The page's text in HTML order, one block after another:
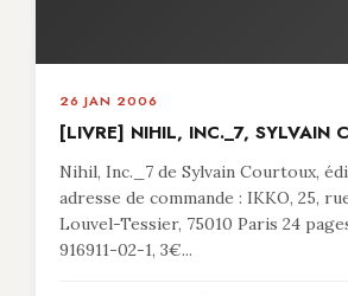
26 JAN 2006
[LIVRE] NIHIL, INC._7, SYLVAIN
Nihil, Inc._7 de Sylvain Courtoux,
adresse de commande : IKKO, 25,
Louvel-Tessier, 75010 Paris 24
916911-02-1, 3€...